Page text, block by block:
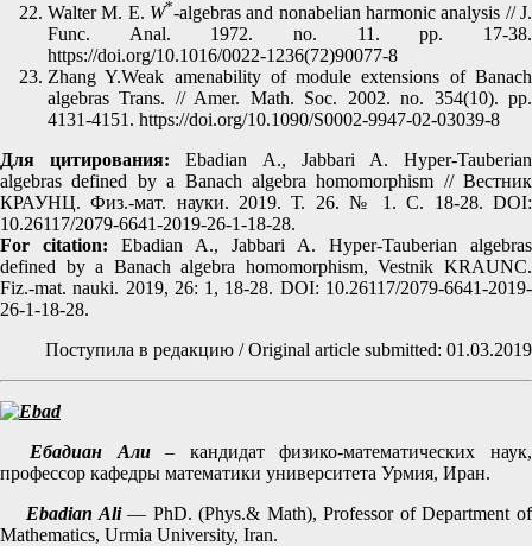
Walter M. E. W*-algebras and nonabelian harmonic analysis // J.
Func. Anal. 1972. no. 11. pp. 17-38.
https://doi.org/10.1016/0022-1236(72)90077-8
Zhang Y.Weak amenability of module extensions of Banach
algebras Trans. // Amer. Math. Soc. 2002. no. 354(10). pp.
4131-4151. https://doi.org/10.1090/S0002-9947-02-03039-8
Для цитирования: Ebadian A., Jabbari A. Hyper-Tauberian
algebras defined by a Banach algebra homomorphism // Вестник
КРАУНЦ. Физ.-мат. науки. 2019. Т. 26. № 1. C. 18-28. DOI:
10.26117/2079-6641-2019-26-1-18-28.
For citation: Ebadian A., Jabbari A. Hyper-Tauberian algebras
defined by a Banach algebra homomorphism, Vestnik KRAUNC.
Fiz.-mat. nauki. 2019, 26: 1, 18-28. DOI: 10.26117/2079-6641-2019-
26-1-18-28.
Поступила в редакцию / Original article submitted: 01.03.2019
Ебадиан Али– кандидат физико-математических наук,
профессор кафедры математики университета Урмия, Иран.
Ebadian Ali — PhD. (Phys.& Math), Professor of Department of
Mathematics, Urmia University, Iran.